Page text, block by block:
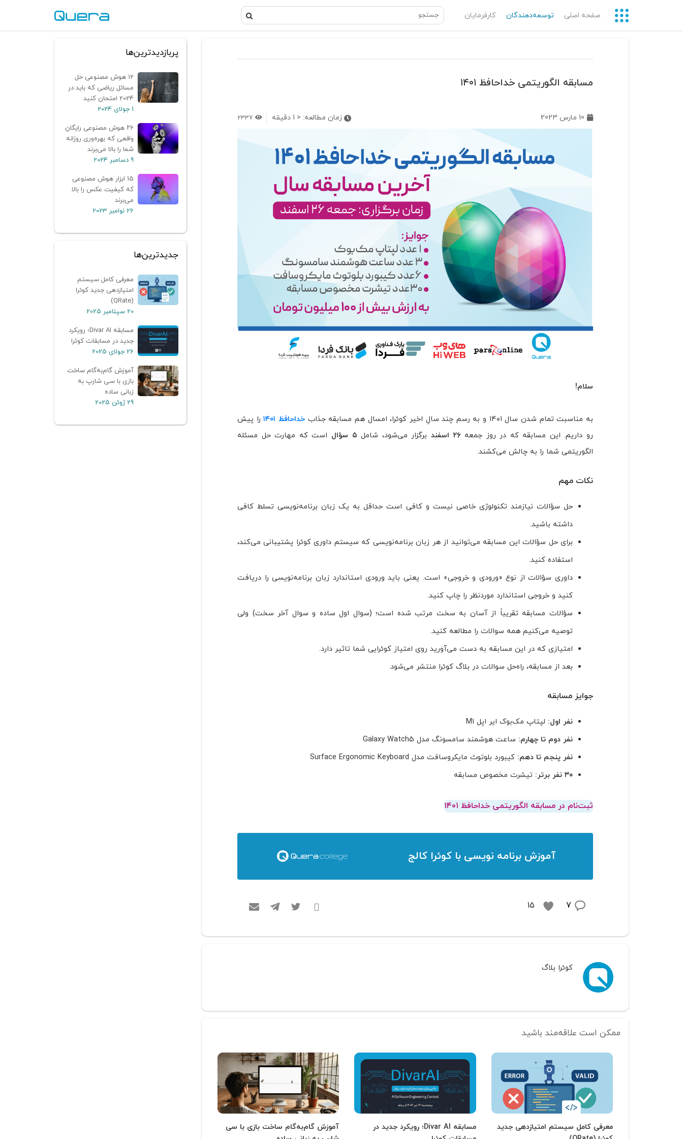
صفحه اصلی توسعه‌دهندگان‌ کارفرمایان
مسابقه الگوریتمی خداحافظ ۱۴۰۱
10 مارس 2023 زمان مطالعه: < 1 دقیقه 2337
سلام!
به مناسبت تمام شدن سال ۱۴۰۱ و به رسم چند سالِ اخیر کوئرا، امسال هم مسابقه جذاب خداحافظ ۱۴۰۱
را پیش
رو داریم. این مسابقه که در روز جمعه۲۶ اسفند برگزار می‌شود، شامل ۵ سؤال
است که مهارت حل مسئله
الگوریتمی شما را به چالش می‌کشند.
نکات مهم
حل سؤالات نیازمند تکنولوژی خاصی نیست و کافی است حداقل به یک زبان برنامه‌نویسی تسلط کافی
داشته باشید.
برای حل سؤالات این مسابقه می‌توانید از هر زبان برنامه‌نویسی که سیستم داوری کوئرا پشتیبانی می‌کند،
استفاده کنید.
داوری سؤالات از نوع «ورودی و خروجی» است. یعنی باید ورودی استاندارد زبان برنامه‌نویسی را دریافت
کنید و خروجی استاندارد موردنظر را چاپ کنید.
سؤالات مسابقه تقریباً از آسان به سخت مرتب شده است؛ (سوال اول ساده و سوال آخر سخت) ولی
توصیه می‌کنیم همه سوالات را مطالعه کنید.
امتیازی که در این مسابقه به دست می‌آورید روی امتیاز کوئرایی شما تاثیر دارد.
بعد از مسابقه، راه‌حل سوالات در بلاگ کوئرا منتشر می‌شود.
جوایز مسابقه
نفر اول: لپتاپ مک‌بوک ایر اپل M1
نفر دوم تا چهارم: ساعت هوشمند سامسونگ مدل Galaxy Watch5
نفر پنجم تا دهم: کیبورد بلوتوث مایکروسافت مدل Surface Ergonomic Keyboard
۳۰ نفر برتر:
تیشرت مخصوص مسابقه
ثبت‌نام در مسابقه الگوریتمی خداحافظ ۱۴۰۱
آموزش برنامه نویسی با کوئرا کالج
7
15
کوئرا بلاگ
ممکن است علاقه‌مند باشید
معرفی کامل سیستم امتیازدهی جدید
مسابقه Divar AI؛ رویکرد جدید در
آموزش گام‌به‌گام ساخت بازی با سی
پربازدیدترین‌ها
12 هوش مصنوعی حل
مسائل ریاضی که باید در
2024 امتحان کنید
1 جولای 2024
۲۶ هوش مصنوعی رایگان
واقعی که بهره‌وری روزانه
شما را بالا می‌برند
9 دسامبر 2024
15 ابزار هوش مصنوعی
که کیفیت عکس را بالا
می‌برند
26 نوامبر 2023
جدیدترین‌ها
معرفی کامل سیستم
امتیازدهی جدید کوئرا
(QRate)
20 سپتامبر 2025
مسابقه Divar AI؛ رویکرد
جدید در مسابقات کوئرا
26 جولای 2025
آموزش گام‌به‌گام ساخت
بازی با سی شارپ به
زبانی ساده
29 ژوئن 2025